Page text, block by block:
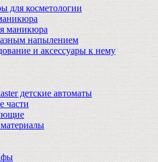
для косметологии
маникюра
напылением
и аксессуары к нему
детские автоматы
части